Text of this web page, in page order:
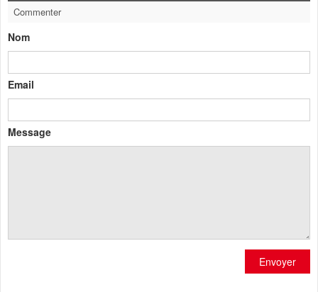
Commenter
Nom
Email
Message
Envoyer